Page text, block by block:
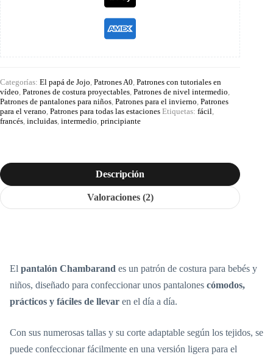
Categorías: El papá de Jojo Patrones A0 Patrones con tutoriales en
vídeo Patrones de costura proyectables Patrones de nivel intermedio
Patrones de pantalones para niños Patrones para el invierno Patrones
para el verano Patrones para todas las estaciones Etiquetas: fácil
francés incluidas intermedio principiante
Descripción
Valoraciones (2)
El pantalón Chambarand es un patrón de costura para bebés y
niños, diseñado para confeccionar unos pantalones cómodos,
prácticos y fáciles de llevar en el día a día.
Con sus numerosas tallas y su corte adaptable según los tejidos, se
puede confeccionar fácilmente en una versión ligera para el